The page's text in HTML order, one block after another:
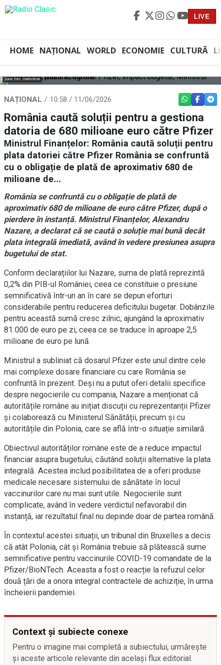
LIVE
HOME NAȚIONAL WORLD ECONOMIE CULTURĂ
Sursă foto: Shutterstock
NAȚIONAL 10:58 / 11/06/2026 WHATSAPP
România caută soluții pentru a gestiona
datoria de 680 milioane euro către Pfizer
Ministrul Finanțelor: România caută soluții pentru
plata datoriei către Pfizer România se confruntă
cu o obligație de plată de aproximativ 680 de
milioane de...
România se confruntă cu o obligație de plată de
aproximativ 680 de milioane de euro către Pfizer, după o
pierdere în instanță. Ministrul Finanțelor, Alexandru
Nazare, a declarat că se caută o soluție mai bună decât
plata integrală imediată, având în vedere presiunea asupra
bugetului de stat.
Conform declarațiilor lui Nazare, suma de plată reprezintă
0,2% din PIB-ul României, ceea ce constituie o presiune
semnificativă într-un an în care se depun eforturi
considerabile pentru reducerea deficitului bugetar. Dobânzile
pentru această sumă cresc zilnic, ajungând la aproximativ
81.000 de euro pe zi, ceea ce se traduce în aproape 2,5
milioane de euro pe lună.
Ministrul a subliniat că dosarul Pfizer este unul dintre cele
mai complexe dosare financiare cu care România se
confruntă în prezent. Deși nu a putut oferi detalii specifice
despre negocierile cu compania, Nazare a menționat că
autoritățile române au inițiat discuții cu reprezentanții Pfizer
și colaborează cu Ministerul Sănătății, precum și cu
autoritățile din Polonia, care se află într-o situație similară.
Obiectivul autorităților române este de a reduce impactul
financiar asupra bugetului, căutând soluții alternative la plata
integrală. Acestea includ posibilitatea de a oferi produse
medicale necesare sistemului de sănătate în locul
vaccinurilor care nu mai sunt utile. Negocierile sunt
complicate, având în vedere verdictul nefavorabil din
instanță, iar rezultatul final nu depinde doar de partea română.
În contextul acestei situații, un tribunal din Bruxelles a decis
că atât Polonia, cât și România trebuie să plătească sume
semnificative pentru vaccinurile COVID-19 comandate de la
Pfizer/BioNTech. Aceasta a fost o reacție la refuzul celor
două țări de a onora integral contractele de achiziție, în urma
încheierii pandemiei.
Context și subiecte conexe
Pentru o imagine mai completă a subiectului, urmărește
și aceste articole relevante din același flux editorial.